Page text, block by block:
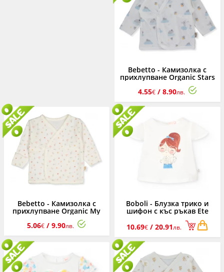
Bebetto - Камизолка с
прихлупване Organic Stars
and Koalas T3957, момче,
0-3 м.
4.55€/ 8.90лв.
Bebetto - Камизолка с
прихлупване Organic My
Mushroom T3810, момиче,
0-3 м.
5.06€ / 9.90лв.
Boboli - Блузка трико и
шифон с къс ръкав Ete
Cool 701109/1100, момиче,
2-8 г.
10.69€ / 20.91лв.